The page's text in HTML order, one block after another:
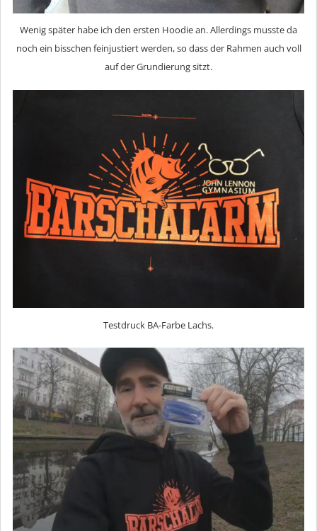
Wenig später habe ich den ersten Hoodie an. Allerdings musste da
noch ein bisschen feinjustiert werden, so dass der Rahmen auch voll
auf der Grundierung sitzt.
Testdruck BA-Farbe Lachs.